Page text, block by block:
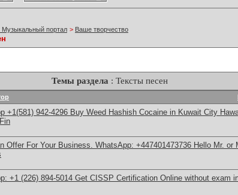
Музыкальный портал > Ваше творчество
Темы раздела : Тексты песен
+1(581) 942-4296 Buy Weed Hashish Cocaine in Kuwait City
Offer For Your Business. WhatsApp: +447401473736 Hello Mr. or
+1 (226) 894-5014​ Get CISSP Certification Online without exam